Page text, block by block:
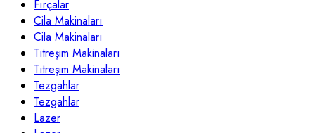
Fırçalar
Cila Makinaları
Cila Makinaları
Titreşim Makinaları
Titreşim Makinaları
Tezgahlar
Tezgahlar
Lazer